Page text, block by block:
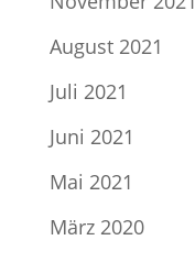
August 2021
Juli 2021
Juni 2021
Mai 2021
März 2020